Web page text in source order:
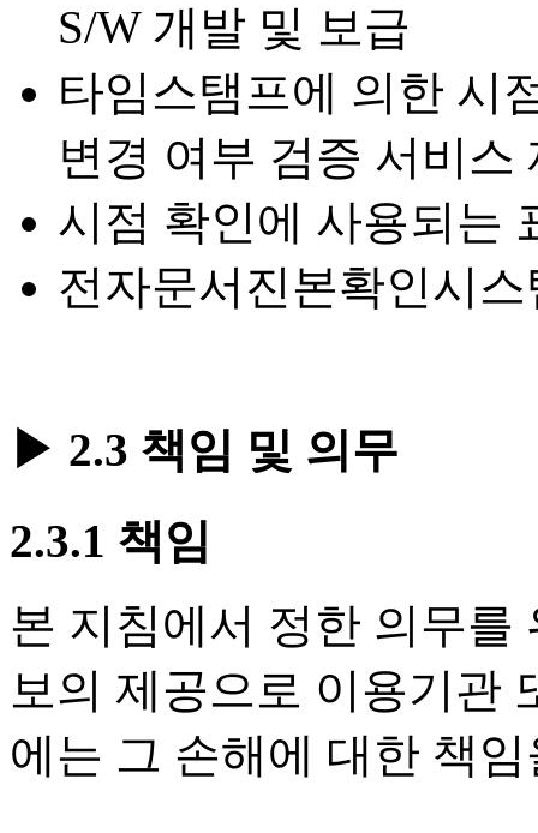
S/W 개발 및 보급
타임스탬프에 의한 시
변경 여부 검증 서비스
시점 확인에 사용되는
전자문서진본확인시
▶ 2.3 책임 및 의무
2.3.1 책임
본 지침에서 정한 의무를
보의 제공으로 이용기관
에는 그 손해에 대한 책